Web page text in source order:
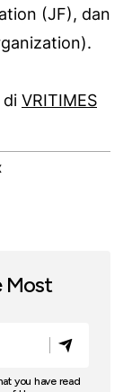
(JF), dan
di VRITIMES
Most
you have read